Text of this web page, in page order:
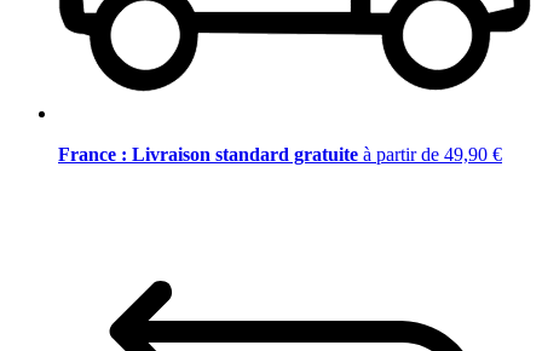
France : Livraison standard gratuite à partir de 49,90 €